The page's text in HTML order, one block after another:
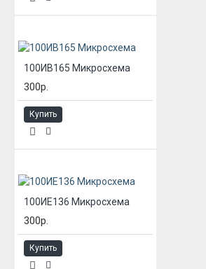
100ИВ165 Микросхема
300р.
Купить
100ИЕ136 Микросхема
300р.
Купить